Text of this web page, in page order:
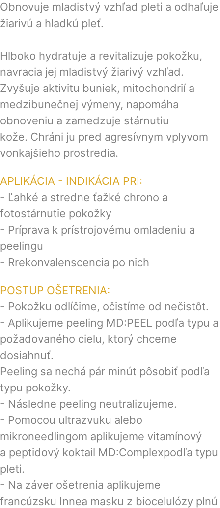
Obnovuje mladistvý vzhľad pleti a odhaľuje
žiarivú a hladkú pleť.
Hlboko hydratuje a revitalizuje pokožku,
navracia jej mladistvý žiarivý vzhľad.
Zvyšuje aktivitu buniek, mitochondrií a
medzibunečnej výmeny, napomáha
obnoveniu a zamedzuje stárnutiu
kože. Chráni ju pred agresívnym vplyvom
vonkajšieho prostredia.
APLIKÁCIA - INDIKÁCIA PRI:
- Ľahké a stredne ťažké chrono a
fotostárnutie pokožky
- Príprava k prístrojovému omladeniu a
peelingu
- Rrekonvalenscencia po nich
POSTUP OŠETRENIA:
- Pokožku odlíčime, očistíme od nečistôt.
- Aplikujeme peeling MD:PEEL podľa typu a
požadovaného cielu, ktorý chceme
dosiahnuť.
Peeling sa nechá pár minút pôsobiť podľa
typu pokožky.
- Následne peeling neutralizujeme.
- Pomocou ultrazvuku alebo
mikroneedlingom aplikujeme vitamínový
a peptidový koktail MD:Complexpodľa typu
pleti.
- Na záver ošetrenia aplikujeme
francúzsku Innea masku z biocelulózy plnú